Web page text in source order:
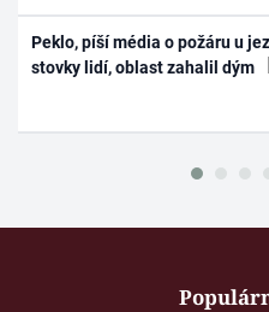
Peklo, píší média o požáru u
stovky lidí, oblast zahalil dým